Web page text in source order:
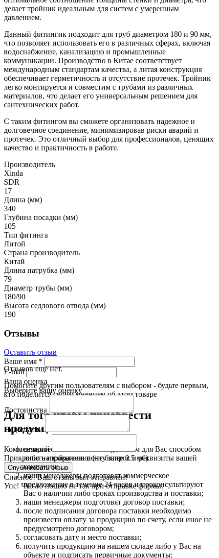
делает тройник идеальным для систем с умеренным
давлением.
Данный фитингик подходит для труб диаметром 180 и 90 мм,
что позволяет использовать его в различных сферах, включая
водоснабжение, канализацию и промышленные
коммуникации. Производство в Китае соответствует
международным стандартам качества, а литая конструкция
обеспечивает герметичность и отсутствие протечек. Тройник
легко монтируется и совместим с трубами из различных
материалов, что делает его универсальным решением для
сантехнических работ.
С таким фитингом вы сможете организовать надежное и
долговечное соединение, минимизировав риски аварий и
протечек. Это отличный выбор для профессионалов, ценящих
качество и практичность в работе.
Производитель
Xinda
SDR
17
Длина (мм)
340
Глубина посадки (мм)
105
Тип фитинга
Литой
Страна производитель
Китай
Длина патрубка (мм)
79
Диаметр трубы (мм)
180/90
Высота седлового отвода (мм)
190
Отзывы
Оставить отзыв
Ваше имя *
E-mail
Ваша оценка
Выберите вашу оценку
Достоинства
Недостатки
Комментарий
Прикрепить изображение (не более 0.5 мб)
Спасибо! Ваш отзыв был отправлен!
Упс! Что-то пошло не так при отправке формы.
Отзывов еще нет.
Помогите другим пользователям с выбором - будьте первым,
кто поделится своим мнением об этом товаре
Для того чтобы приобрести
продукцию:
свяжитесь с нами любым удобным для Вас способом
либо направьте на почту запрос и реквизиты вашей
компании;
наши менеджеры подготовят коммерческое
предложение в течение 24 часов и проконсультируют
Вас о наличии либо сроках производства и поставки;
наши менеджеры подготовят договор поставки;
после подписания договора поставки необходимо
произвести оплату за продукцию по счету, если иное не
предусмотрено договором;
согласовать дату и место поставки;
получить продукцию на нашем складе либо у Вас на
объекте и подписать первичные документы;